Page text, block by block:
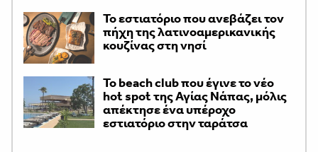
Το εστιατόριο που ανεβάζει τον
πήχη της λατινοαμερικανικής
κουζίνας στη νησί
Το beach club που έγινε το νέο
hot spot της Αγίας Νάπας, μόλις
απέκτησε ένα υπέροχο
εστιατόριο στην ταράτσα